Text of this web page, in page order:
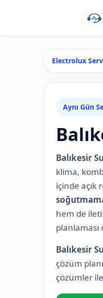
Electrolux
Aynı Gün
Balıkesir
klima,
içinde açık
hem de
Balıkesir
çözüm
çözümler